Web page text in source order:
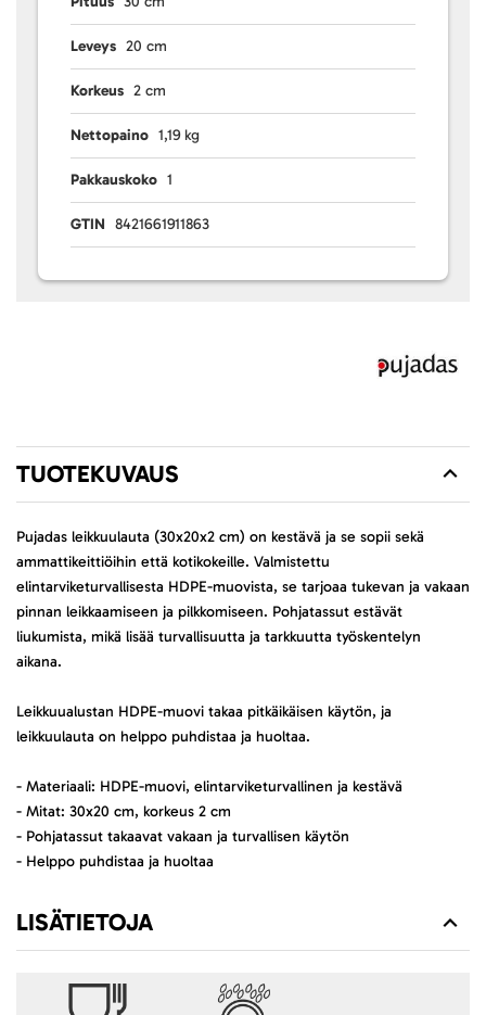
Leveys 20 cm
Korkeus 2 cm
Nettopaino 1,19 kg
Pakkauskoko 1
GTIN 8421661911863
TUOTEKUVAUS
Pujadas leikkuulauta (30x20x2 cm) on kestävä ja se sopii sekä
ammattikeittiöihin että kotikokeille. Valmistettu
elintarviketurvallisesta HDPE-muovista, se tarjoaa tukevan ja vakaan
pinnan leikkaamiseen ja pilkkomiseen. Pohjatassut estävät
liukumista, mikä lisää turvallisuutta ja tarkkuutta työskentelyn
aikana.
Leikkuualustan HDPE-muovi takaa pitkäikäisen käytön, ja
leikkuulauta on helppo puhdistaa ja huoltaa.
- Materiaali: HDPE-muovi, elintarviketurvallinen ja kestävä
- Mitat: 30x20 cm, korkeus 2 cm
- Pohjatassut takaavat vakaan ja turvallisen käytön
- Helppo puhdistaa ja huoltaa
LISÄTIETOJA